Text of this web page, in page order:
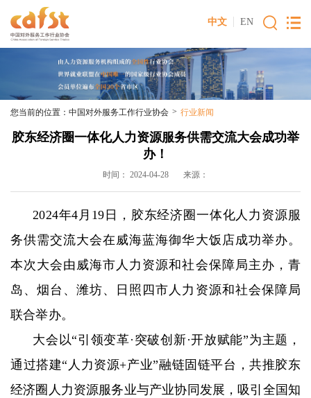
中文 EN
您当前的位置： 中国对外服务工作行业协会 > 行业新闻
胶东经济圈一体化人力资源服务供需交流大会成功举
办！
时间： 2024-04-28 来源：
2024年4月19日，胶东经济圈一体化人力资源服
务供需交流大会在威海蓝海御华大饭店成功举办。
本次大会由威海市人力资源和社会保障局主办，青
岛、烟台、潍坊、日照四市人力资源和社会保障局
联合举办。
大会以“引领变革·突破创新·开放赋能”为主题，
通过搭建“人力资源+产业”融链固链平台，共推胶东
经济圈人力资源服务业与产业协同发展，吸引全国知